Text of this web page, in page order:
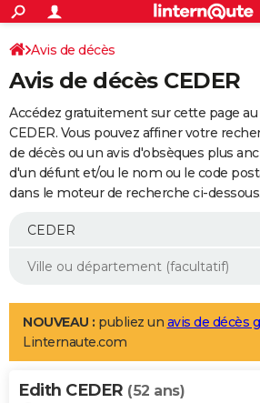
ACTUALITÉS
Politique
Société
Faits Divers
Education
Monde
Villes
+
SPORT
Coupe du monde 2026
Football
Tennis
Cyclisme
Rugby
Forum
Programme TV
TNT
Streaming
Cinéma
Sorties cinéma
Musique
+
FINANCE
Retraite
Impôts
Epargne
Immobilier
Risques naturels par ville
Banque
Assurance
Crédit
AUTO
Essais
Réserver un essai
Citadines
Berlines
SUV
Forum auto
+
Mobiles
Meilleur smartphone
Internet
Ordinateurs
Jeux vidéo
Guide high-tech
Aménagement intérieur
LIFESTYLE
Art de vivre
Bien-être
Loisirs
Mode
Modes de vie
Alimentation
Guide de la santé
Maladies
Médicaments
Sommeil
VOYAGE
Avis de décès
Avis de décès CEDER
Accédez gratuitement sur cette page
CEDER. Vous pouvez affiner votre
de décès ou un avis d'obsèques plus
d'un défunt et/ou le nom ou le code
dans le moteur de recherche ci-dessous.
NOUVEAU : publiez un avis de décès
Linternaute.com
Edith CEDER (52 ans)